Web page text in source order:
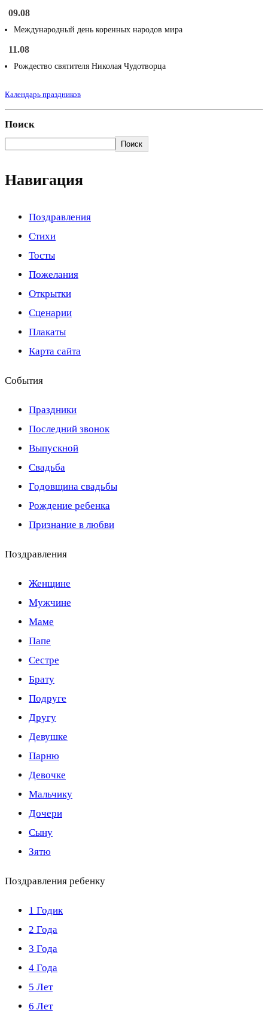
09.08
Международный день коренных народов мира
11.08
Рождество святителя Николая Чудотворца
Календарь праздников
Поиск
Поиск
Навигация
Поздравления
Стихи
Тосты
Пожелания
Открытки
Сценарии
Плакаты
Карта сайта
События
Праздники
Последний звонок
Выпускной
Свадьба
Годовщина свадьбы
Рождение ребенка
Признание в любви
Поздравления
Женщине
Мужчине
Маме
Папе
Сестре
Брату
Подруге
Другу
Девушке
Парню
Девочке
Мальчику
Дочери
Сыну
Зятю
Поздравления ребенку
1 Годик
2 Года
3 Года
4 Года
5 Лет
6 Лет